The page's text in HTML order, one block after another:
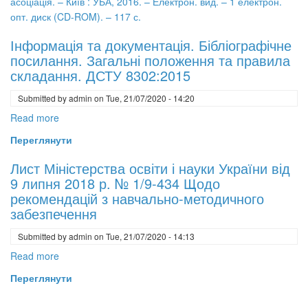
опт. диск (CD-ROM). – 117 с.
Інформація та документація. Бібліографічне
посилання. Загальні положення та правила
складання. ДСТУ 8302:2015
Submitted byadmin on Tue, 21/07/2020 - 14:20
Read more
та
документація.
Бібліографічне
посилання.
Загальні
положення
та
Переглянути
Лист Міністерства освіти і науки України від
9 липня 2018 р. № 1/9-434 Щодо
рекомендацій з навчально-методичного
забезпечення
Submitted byadmin on Tue, 21/07/2020 - 14:13
Read more
Переглянути